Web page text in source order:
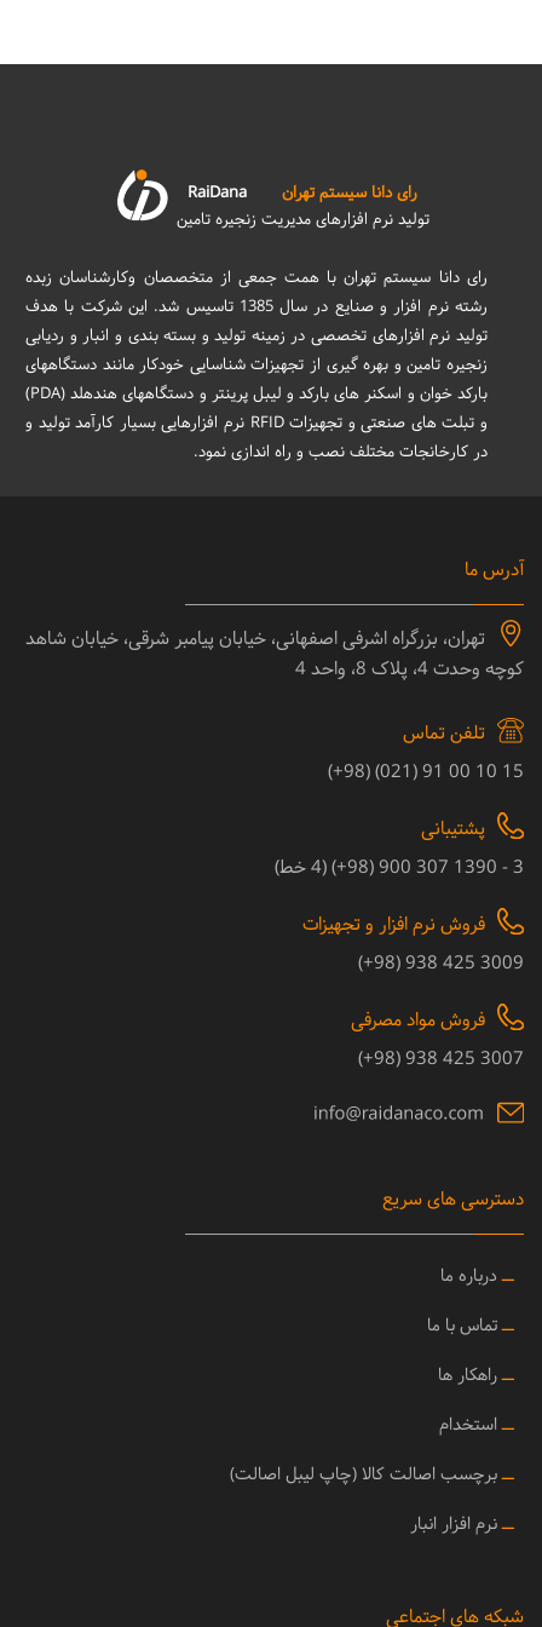
رای دانا سیستم تهران
RaiDana
تولید نرم افزارهای مدیریت زنجیره تامین
رای دانا سیستم تهران با همت جمعی از متخصصان وکارشناسان زبده
رشته نرم افزار و صنایع در سال 1385 تاسیس شد. این شرکت با هدف
تولید نرم افزارهای تخصصی در زمینه تولید و بسته بندی و انبار و ردیابی
زنجیره تامین و بهره گیری از تجهیزات شناسایی خودکار مانند دستگاههای
بارکد خوان و اسکنر های بارکد و لیبل پرینتر و دستگاههای هندهلد (PDA)
و تبلت های صنعتی و تجهیزات RFID نرم افزارهایی بسیار کارآمد تولید و
در کارخانجات مختلف نصب و راه اندازی نمود.
آدرس ما
تهران، بزرگراه اشرفی اصفهانی، خیابان پیامبر شرقی، خیابان شاهد
کوچه وحدت 4، پلاک 8، واحد 4
تلفن تماس
15 10 00 91 (021) (98+)
پشتیبانی
3 - 1390 307 900 (98+) (4 خط)
فروش نرم افزار و تجهیزات
3009 425 938 (98+)
فروش مواد مصرفی
3007 425 938 (98+)
دسترسی های سریع
ــ درباره ما
ــتماس با ما
ــراهکار ها
ــ استخدام
ــبرچسب اصالت کالا (چاپ لیبل اصالت)
ــنرم افزار انبار
شبکه های اجتماعی